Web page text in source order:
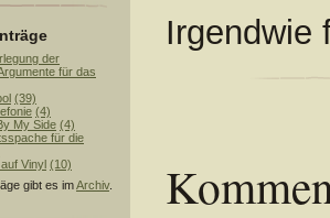
der
für das
(39)
(4)
My Side (4)
für die
Vinyl (10)
gibt es imArchiv.
Irgendwie